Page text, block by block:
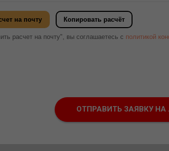
на почту Копировать расчёт
расчет на почту", вы соглашаетесь с политикой
ОТПРАВИТЬ ЗАЯВКУ НА